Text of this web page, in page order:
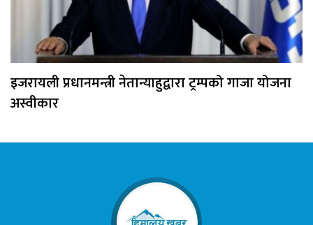
इजरायली प्रधानमन्त्री नेतान्याहुद्वारा ट्रम्पको गाजा योजना
अस्वीकार